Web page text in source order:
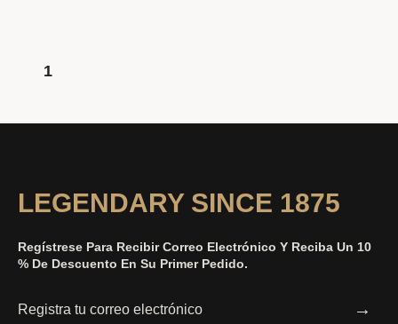
1
LEGENDARY SINCE 1875
Regístrese Para Recibir Correo Electrónico Y Reciba Un 10
% De Descuento En Su Primer Pedido.
→